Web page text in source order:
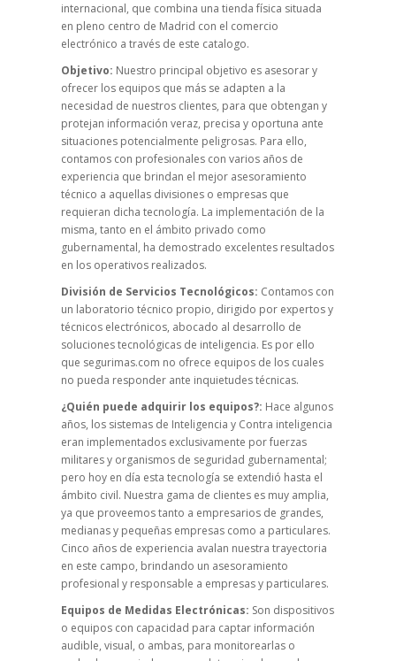
internacional, que combina una tienda física situada
en pleno centro de Madrid con el comercio
electrónico a través de este catalogo.
Objetivo: Nuestro principal objetivo es asesorar y
ofrecer los equipos que más se adapten a la
necesidad de nuestros clientes, para que obtengan y
protejan información veraz, precisa y oportuna ante
situaciones potencialmente peligrosas. Para ello,
contamos con profesionales con varios años de
experiencia que brindan el mejor asesoramiento
técnico a aquellas divisiones o empresas que
requieran dicha tecnología. La implementación de la
misma, tanto en el ámbito privado como
gubernamental, ha demostrado excelentes resultados
en los operativos realizados.
División de Servicios Tecnológicos: Contamos con
un laboratorio técnico propio, dirigido por expertos y
técnicos electrónicos, abocado al desarrollo de
soluciones tecnológicas de inteligencia. Es por ello
que segurimas.com no ofrece equipos de los cuales
no pueda responder ante inquietudes técnicas.
¿Quién puede adquirir los equipos?: Hace algunos
años, los sistemas de Inteligencia y Contra inteligencia
eran implementados exclusivamente por fuerzas
militares y organismos de seguridad gubernamental;
pero hoy en día esta tecnología se extendió hasta el
ámbito civil. Nuestra gama de clientes es muy amplia,
ya que proveemos tanto a empresarios de grandes,
medianas y pequeñas empresas como a particulares.
Cinco años de experiencia avalan nuestra trayectoria
en este campo, brindando un asesoramiento
profesional y responsable a empresas y particulares.
Equipos de Medidas Electrónicas: Son dispositivos
o equipos con capacidad para captar información
audible, visual, o ambas, para monitorearlas o